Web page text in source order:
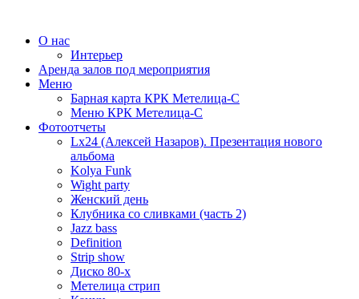
О нас
Интерьер
Аренда залов под мероприятия
Меню
Барная карта КРК Метелица-С
Меню КРК Метелица-С
Фотоотчеты
Lx24 (Алексей Назаров). Презентация нового
альбома
Kolya Funk
Wight party
Женский день
Клубника со сливками (часть 2)
Jazz bass
Definition
Strip show
Диско 80-х
Метелица стрип